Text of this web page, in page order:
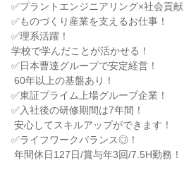
✅プラントエンジニアリング×社会貢献
✅ものづくり産業を支えるお仕事！
✅理系活躍！
学校で学んだことが活かせる！
✅日本曹達グループで安定経営！
✅東証プライム上場グループ企業！
✅入社後の研修期間は7年間！
✅ライフワークバランス◎！